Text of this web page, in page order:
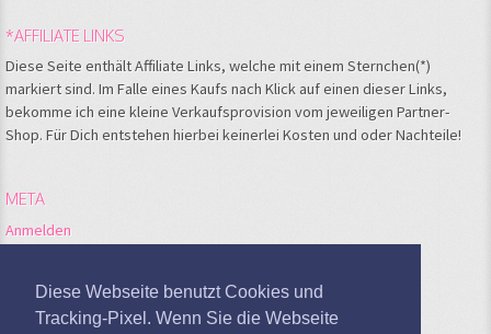
Diese Webseite benutzt Cookies und
Tracking-Pixel. Wenn Sie die Webseite
*AFFILIATE LINKS
Diese Seite enthält Affiliate Links, welche mit einem Sternchen(*)
markiert sind. Im Falle eines Kaufs nach Klick auf einen dieser Links,
bekomme ich eine kleine Verkaufsprovision vom jeweiligen Partner-
Shop. Für Dich entstehen hierbei keinerlei Kosten und oder Nachteile!
META
Anmelden
Kommentare-Feed